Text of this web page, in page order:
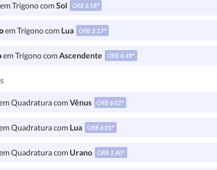
Trígono comSol ORB6.58°
em Trígono com Lua ORB3.17°
em Trígono comAscendente ORB0.49°
Quadratura comVênus ORB6.02°
Quadratura com Lua ORB6.01°
Quadratura com Urano ORB 1.40°